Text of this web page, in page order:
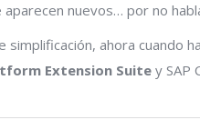
nuevos… por no
simplificación, ahora cuando
Extension Suite y SAP